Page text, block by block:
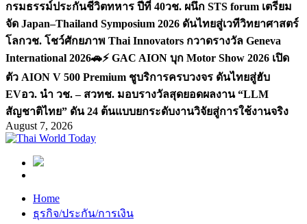
กรมธรรม์ประกันชีวิตทหาร ปีที่ 40วช. ผนึก STS forum เตรียม
จัด Japan–Thailand Symposium 2026 ดันไทยสู่เวทีวิทยาศาสตร์
โลกวช. โชว์ศักยภาพ Thai Innovators กวาดรางวัล Geneva
International 2026🚗⚡️ GAC AION บุก Motor Show 2026 เปิด
ตัว AION V 500 Premium ชูบริการครบวงจร ดันไทยสู่ฮับ
EVอว. นำ วช. – สวทช. มอบรางวัลสุดยอดผลงาน “LLM
สัญชาติไทย” ดัน 24 ต้นแบบยกระดับงานวิจัยสู่การใช้งานจริง
August 7, 2026
Home
ธุรกิจ/ประกัน/การเงิน